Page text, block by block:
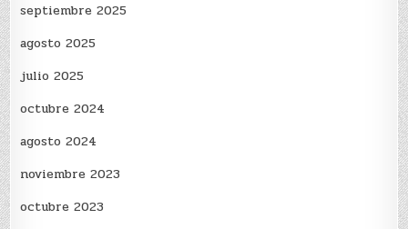
septiembre 2025
agosto 2025
julio 2025
octubre 2024
agosto 2024
noviembre 2023
octubre 2023